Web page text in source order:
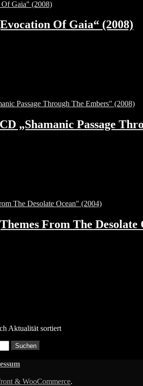
Of Gaia“ (2008)
„Shamanic Passage
From The Desolate
Aktualität sortiert
Suchen
& WooCommerce.